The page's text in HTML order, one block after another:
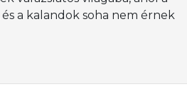
a kalandok soha nem érnek